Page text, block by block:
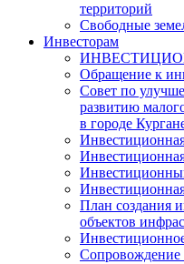
территорий
Свободные
Инвесторам
Обращение к
Совет по
развитию
в городе
План создания
объектов
Сопровождение